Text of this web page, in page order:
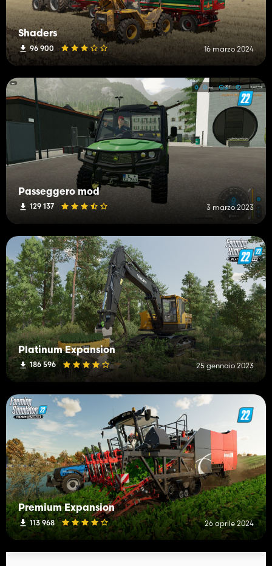
Shaders
96 900 16 marzo 2024
Passeggero mod
129 137 3 marzo 2023
Platinum Expansion
186 596 25 gennaio 2023
Premium Expansion
113 968 26 aprile 2024